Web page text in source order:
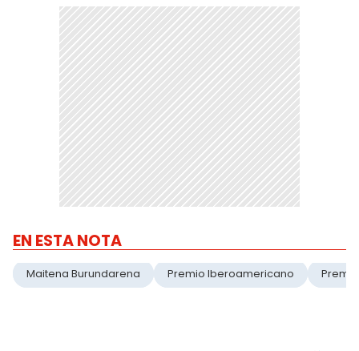
EN ESTA NOTA
Maitena Burundarena Premio Iberoamericano